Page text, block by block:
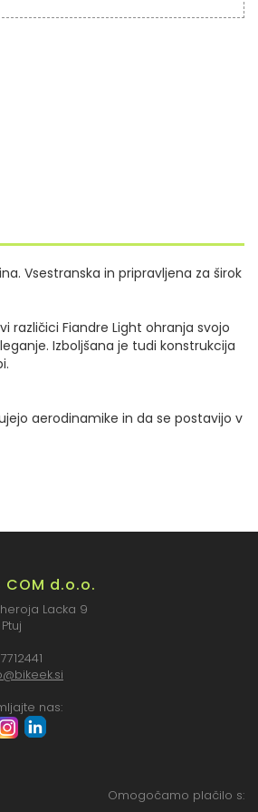
Vsestranska in pripravljena za širok
različici Fiandre Light ohranja svojo
Izboljšana je tudi konstrukcija
aerodinamike in da se postavijo v
COM d.o.o.
Lacka 9
nas:
Omogočamo plačilo s: